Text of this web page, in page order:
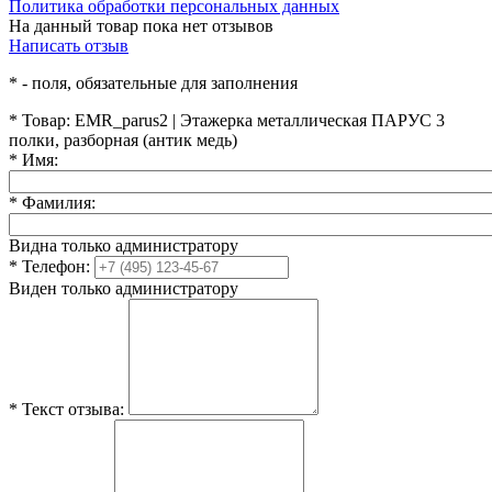
Политика обработки персональных данных
На данный товар пока нет отзывов
Написать отзыв
* - поля, обязательные для заполнения
* Товар: EMR_parus2 | Этажерка металлическая ПАРУС 3
полки, разборная (антик медь)
* Имя:
* Фамилия:
Видна только администратору
* Телефон:
Виден только администратору
* Текст отзыва: